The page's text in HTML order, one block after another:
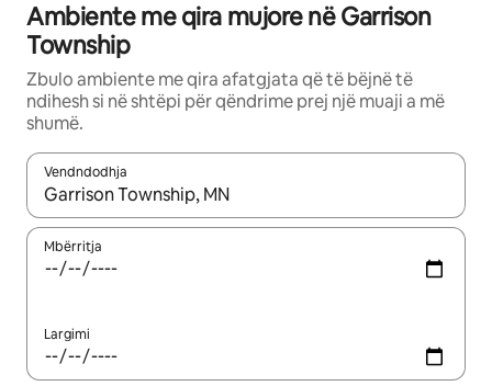
Ambiente me qira mujore në Garrison
Township
Zbulo ambiente me qira afatgjata që të bëjnë të
ndihesh si në shtëpi për qëndrime prej një muaji a më
shumë.
Vendndodhja
Kur rezultatet të jenë të disponueshme, lëviz me butonat e
Mbërritja
Largimi